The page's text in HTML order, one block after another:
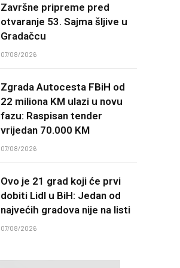
Završne pripreme pred
otvaranje 53. Sajma šljive u
Gradačcu
07/08/2026
Zgrada Autocesta FBiH od
22 miliona KM ulazi u novu
fazu: Raspisan tender
vrijedan 70.000 KM
07/08/2026
Ovo je 21 grad koji će prvi
dobiti Lidl u BiH: Jedan od
najvećih gradova nije na listi
07/08/2026